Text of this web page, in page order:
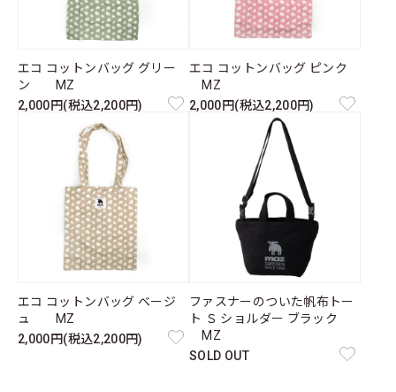
エコ コットンバッグ グリー
ン MZ
2,000円(税込2,200円)
エコ コットンバッグ ピンク
MZ
2,000円(税込2,200円)
エコ コットンバッグ ベージ
ュ MZ
2,000円(税込2,200円)
ファスナーのついた帆布トー
ト Ｓ ショルダー ブラック
MZ
SOLD OUT